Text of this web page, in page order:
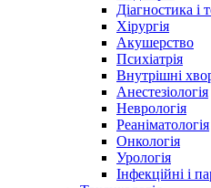
Діагностика і
Хірургія
Акушерство
Психіатрія
Внутрішні
Анестезіологія
Неврологія
Реаніматологія
Онкологія
Урологія
Інфекційні і